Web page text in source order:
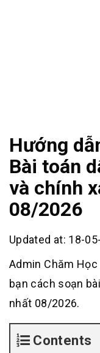
Hướng
Bài toán
và chính
08/2026
Updated at: 18-
Admin Chăm
bạn cách soạn
nhất 08/2026.
Contents